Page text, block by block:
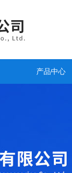
产品中心